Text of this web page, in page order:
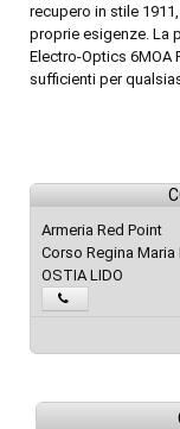
recupero in stile
proprie esigenze. La
Electro-Optics 6MOA
sufficienti per
Armeria Red Point
Corso Regina Maria
OSTIA LIDO